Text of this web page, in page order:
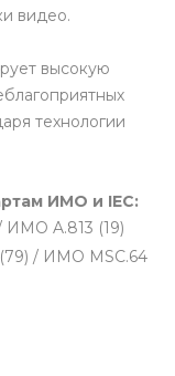
видео.
высокую
технологии
ИМО и IEC:
A.813 (19)
/ ИМО MSC.64